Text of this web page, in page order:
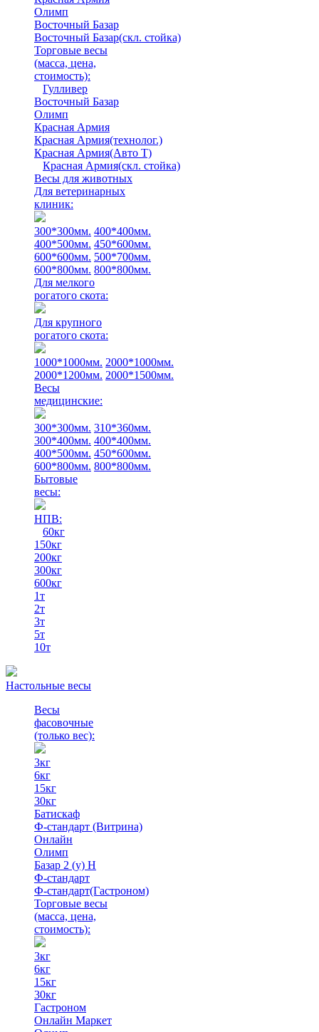
Олимп
Восточный Базар
Восточный Базар(скл. стойка)
Торговые весы
(масса, цена,
стоимость):
Гулливер
Восточный Базар
Олимп
Красная Армия
Красная Армия(технолог.)
Красная Армия(Авто Т)
Красная Армия(скл. стойка)
Весы для животных
Для ветеринарных
клиник:
300*300мм. 400*400мм.
400*500мм. 450*600мм.
600*600мм. 500*700мм.
600*800мм. 800*800мм.
Для мелкого
рогатого скота:
Для крупного
рогатого скота:
1000*1000мм. 2000*1000мм.
2000*1200мм. 2000*1500мм.
Весы
медицинские:
300*300мм. 310*360мм.
300*400мм. 400*400мм.
400*500мм. 450*600мм.
600*800мм. 800*800мм.
Бытовые
весы:
НПВ:
60кг
150кг
200кг
300кг
600кг
1т
2т
3т
5т
10т
Настольные весы
Весы
фасовочные
(только вес):
3кг
6кг
15кг
30кг
Батискаф
Ф-стандарт (Витрина)
Онлайн
Олимп
Базар 2 (у) Н
Ф-стандарт
Ф-стандарт(Гастроном)
Торговые весы
(масса, цена,
стоимость):
3кг
6кг
15кг
30кг
Гастроном
Онлайн Маркет